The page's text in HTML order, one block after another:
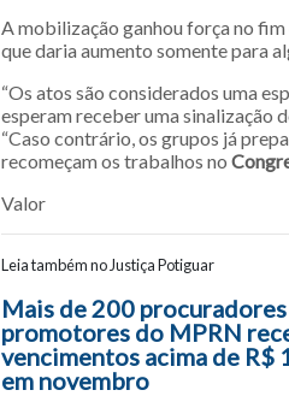
A mobilização ganhou força no fim
que daria aumento somente para
“Os atos são considerados uma
esperam receber uma sinalização
“Caso contrário, os grupos já
recomeçam os trabalhos no
Valor
Leia também no Justiça Potiguar
Navegação entre
Mais de 200
promotores do MPRN
vencimentos acima de R$
em novembro